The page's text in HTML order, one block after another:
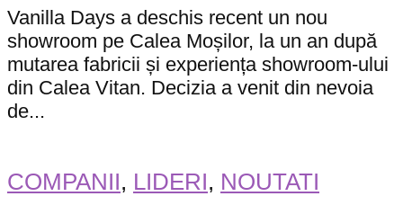
Vanilla Days a deschis recent un nou
showroom pe Calea Moșilor, la un an după
mutarea fabricii și experiența showroom-ului
din Calea Vitan. Decizia a venit din nevoia
de...
COMPANII, LIDERI, NOUTATI